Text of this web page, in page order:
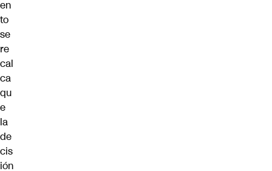
en
to
se
re
cal
ca
qu
e
la
de
cis
ión